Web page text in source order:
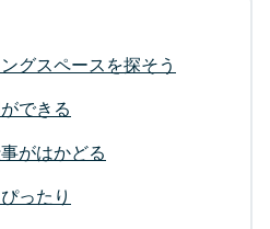
グスペースを探そう
できる
がはかどる
ったり